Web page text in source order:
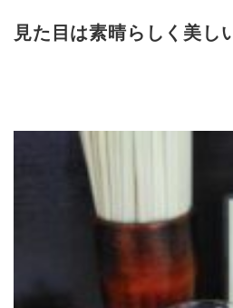
見た目は素晴らしく美し